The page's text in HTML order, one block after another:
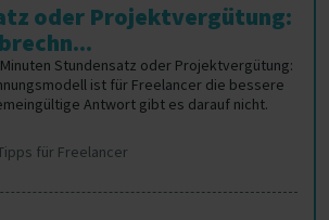
oder Projektvergütung:
Stundensatz oder Projektvergütung:
ist für Freelancer die bessere
Antwort gibt es darauf nicht.
für Freelancer